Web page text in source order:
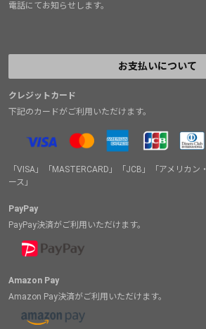
電話にてお知らせします。
お支払いについて
クレジットカード
下記のカードがご利用いただけます。
「VISA」「MASTERCARD」「JCB」「アメリカ
ース」
PayPay
PayPay決済がご利用いただけます。
Amazon Pay
Amazon Pay決済がご利用いただけます。